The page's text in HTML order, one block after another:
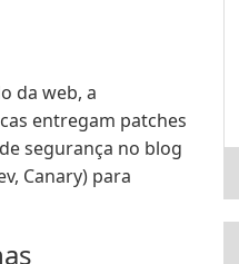
da web, a
entregam patches
segurança no blog
Canary) para